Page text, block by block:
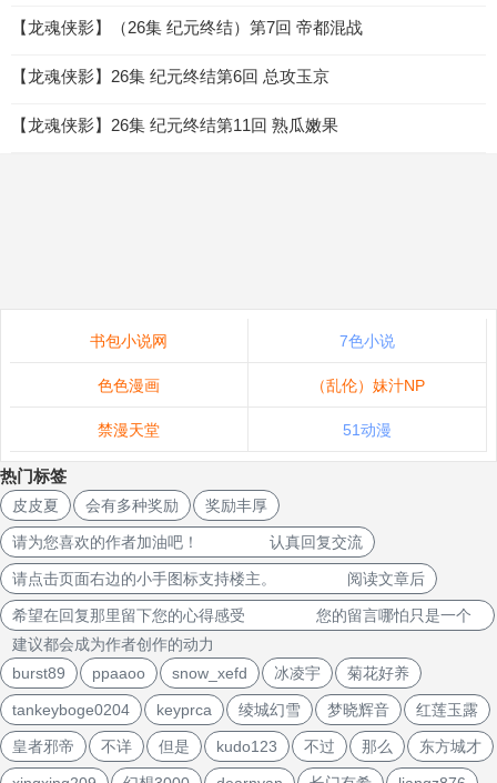
【龙魂侠影】（26集 纪元终结）第7回 帝都混战
【龙魂侠影】26集 纪元终结第6回 总攻玉京
【龙魂侠影】26集 纪元终结第11回 熟瓜嫩果
书包小说网 7色小说
色色漫画 （乱伦）妹汁NP
禁漫天堂 51动漫
热门标签
皮皮夏 会有多种奖励 奖励丰厚
请为您喜欢的作者加油吧！ 认真回复交流
请点击页面右边的小手图标支持楼主。 阅读文章后
希望在回复那里留下您的心得感受 您的留言哪怕只是一个
建议都会成为作者创作的动力
burst89
ppaaoo snow_xefd 冰凌宇 菊花好养
tankeyboge0204 keyprca 绫城幻雪 梦晓辉音 红莲玉露
皇者邪帝 不详 但是 kudo123 不过 那么 东方城才